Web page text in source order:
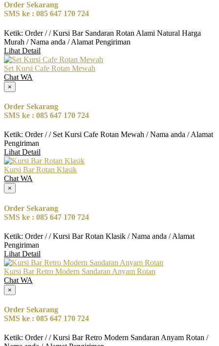
Order Sekarang
SMS ke : 085 647 170 724
Ketik: Order / / Kursi Bar Sandaran Rotan Alami Natural Harga
Murah / Nama anda / Alamat Pengiriman
Lihat Detail
Set Kursi Cafe Rotan Mewah
Chat WA
×
Order Sekarang
SMS ke : 085 647 170 724
Ketik: Order / / Set Kursi Cafe Rotan Mewah / Nama anda / Alamat
Pengiriman
Lihat Detail
Kursi Bar Rotan Klasik
Chat WA
×
Order Sekarang
SMS ke : 085 647 170 724
Ketik: Order / / Kursi Bar Rotan Klasik / Nama anda / Alamat
Pengiriman
Lihat Detail
Kursi Bar Retro Modern Sandaran Anyam Rotan
Chat WA
×
Order Sekarang
SMS ke : 085 647 170 724
Ketik: Order / / Kursi Bar Retro Modern Sandaran Anyam Rotan /